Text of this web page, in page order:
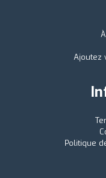
Ajoutez
Politique